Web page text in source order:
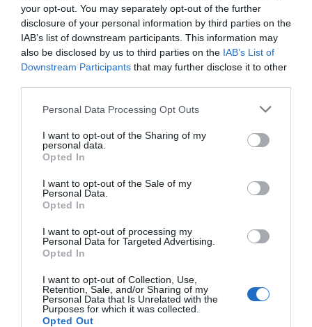
your opt-out. You may separately opt-out of the further
disclosure of your personal information by third parties on the
IAB’s list of downstream participants. This information may
also be disclosed by us to third parties on the IAB’s List of
Downstream Participants that may further disclose it to other
Personal Data Processing Opt Outs
I want to opt-out of the Sharing of my
personal data.
Opted In
I want to opt-out of the Sale of my
Personal Data.
Opted In
I want to opt-out of processing my
Personal Data for Targeted Advertising.
Opted In
I want to opt-out of Collection, Use,
Retention, Sale, and/or Sharing of my
Personal Data that Is Unrelated with the
Purposes for which it was collected.
Opted Out